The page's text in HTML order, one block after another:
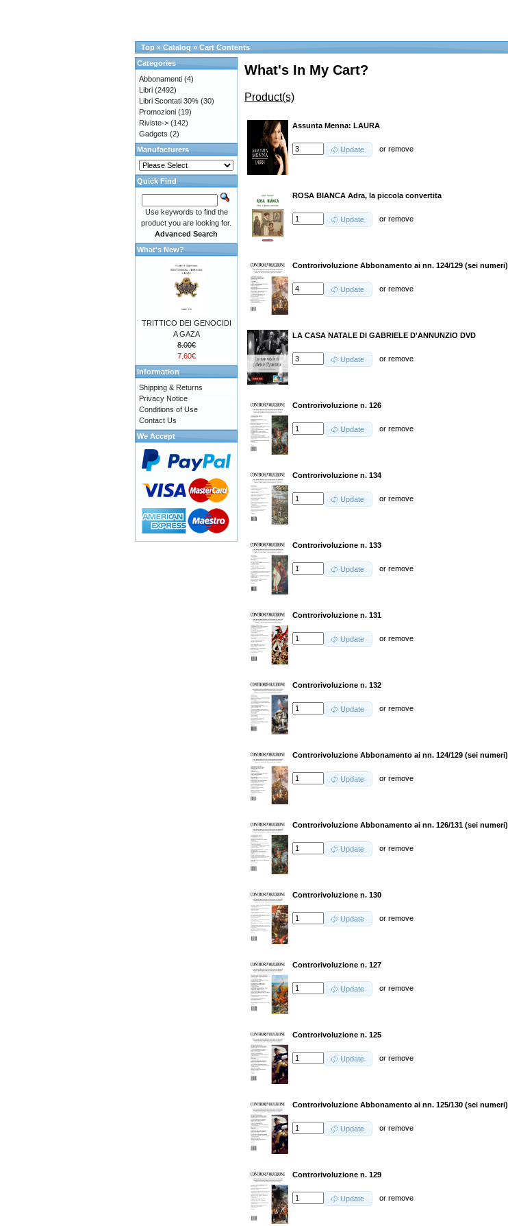
Top » Catalog » Cart Contents
What's In My Cart?
Product(s)
Assunta Menna: LAURA
Update orremove
ROSA BIANCA Adra, la piccola convertita
Update orremove
Controrivoluzione Abbonamento ai nn. 124/129 (sei numeri)
Update orremove
LA CASA NATALE DI GABRIELE D'ANNUNZIO DVD
Update orremove
Controrivoluzione n. 126
Update orremove
Controrivoluzione n. 134
Update orremove
Controrivoluzione n. 133
Update orremove
Controrivoluzione n. 131
Update orremove
Controrivoluzione n. 132
Update orremove
Controrivoluzione Abbonamento ai nn. 124/129 (sei numeri)
Update orremove
Controrivoluzione Abbonamento ai nn. 126/131 (sei numeri)
Update orremove
Controrivoluzione n. 130
Update orremove
Controrivoluzione n. 127
Update orremove
Controrivoluzione n. 125
Update orremove
Controrivoluzione Abbonamento ai nn. 125/130 (sei numeri)
Update orremove
Controrivoluzione n. 129
Update orremove
Categories
Abbonamenti (4)
Libri (2492)
Libri Scontati 30% (30)
Promozioni (19)
Riviste-> (142)
Gadgets (2)
Manufacturers
Quick Find
Use keywords to find the
product you are looking for.
Advanced Search
What's New?
TRITTICO DEI GENOCIDI
A GAZA
8.00€
7.60€
Information
Shipping & Returns
Privacy Notice
Conditions of Use
Contact Us
We Accept